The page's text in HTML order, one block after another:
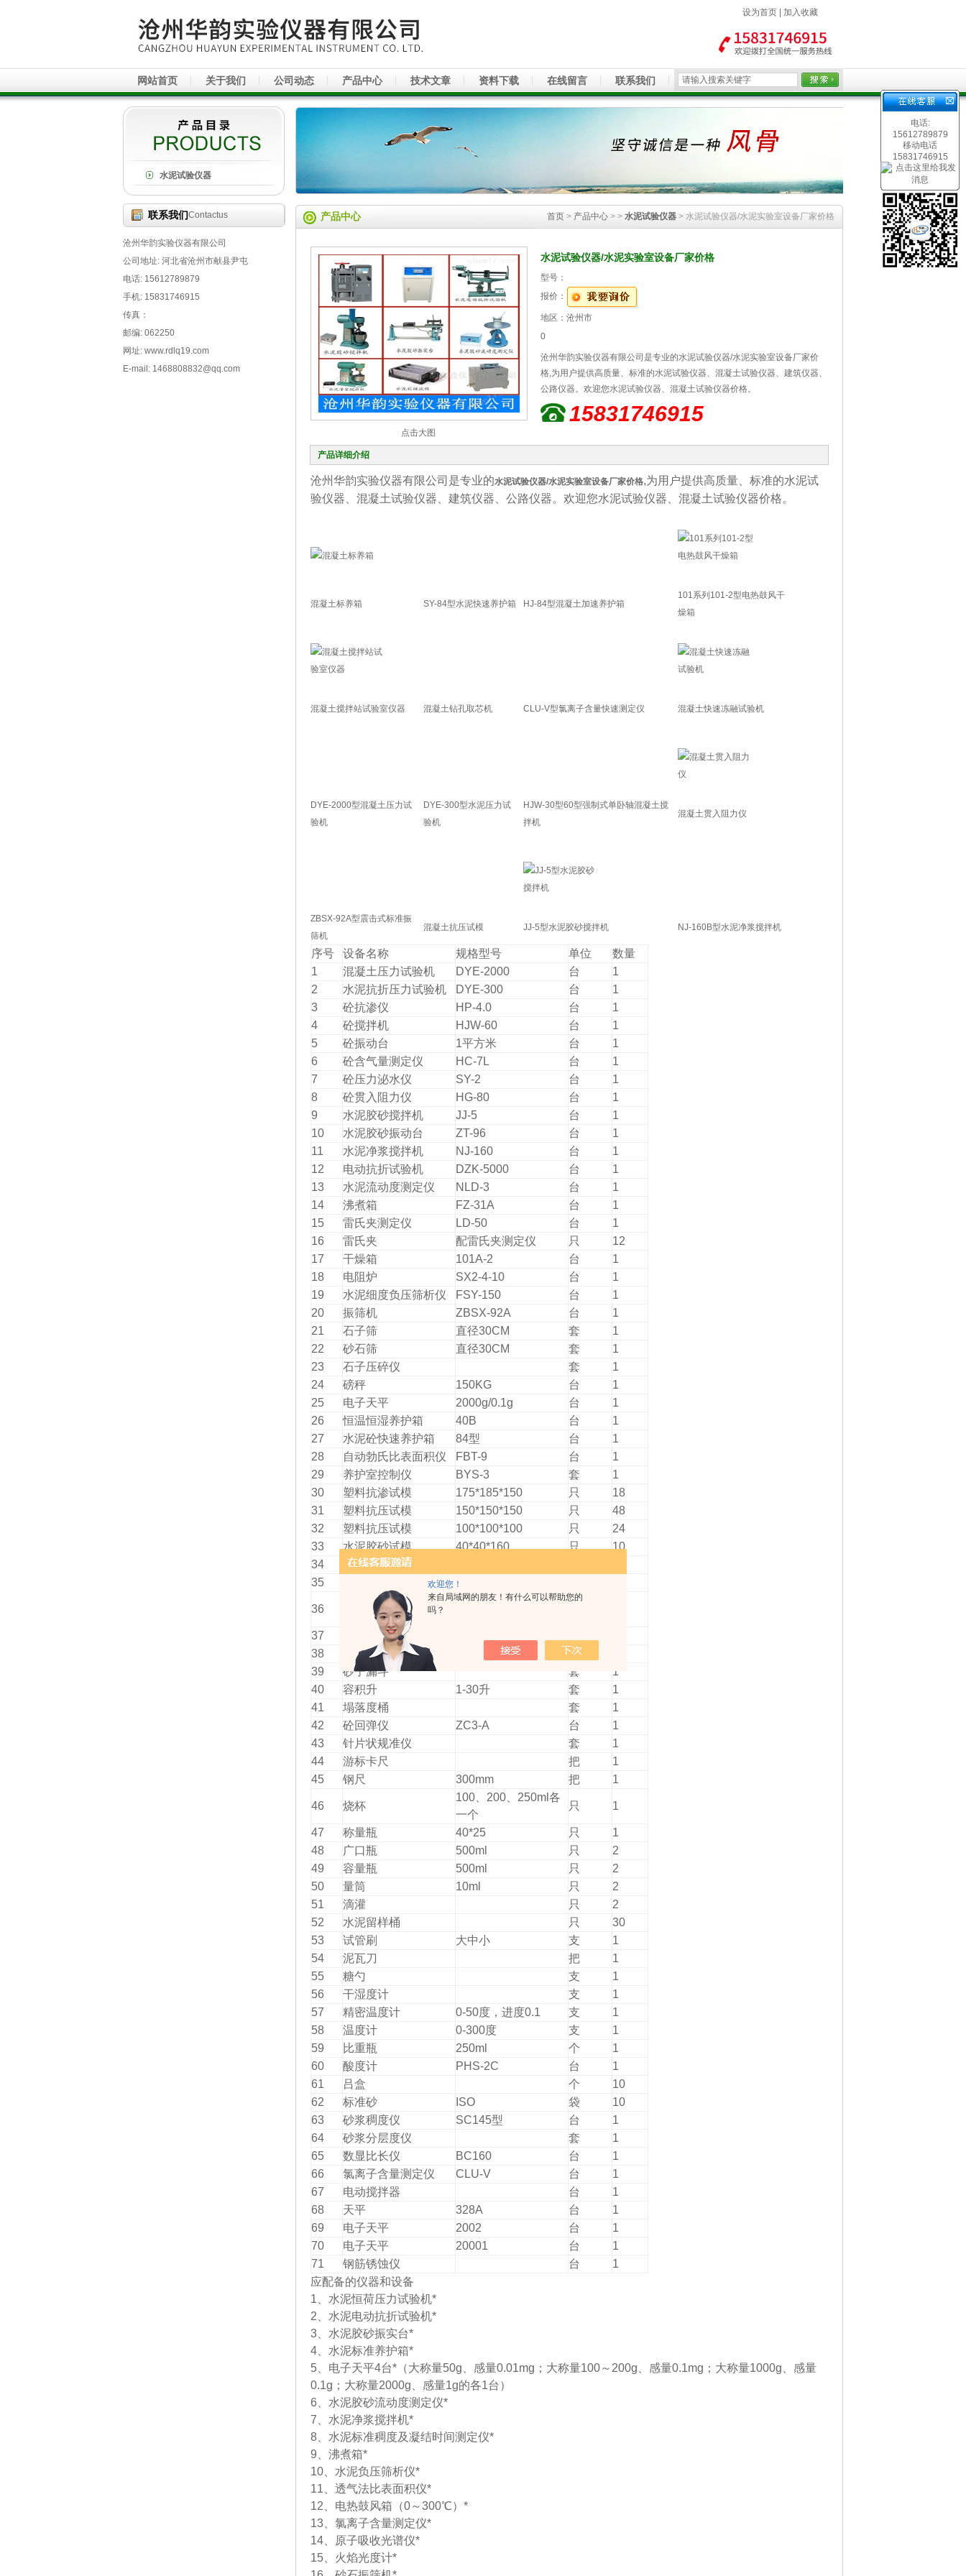
欢迎您！
来自局域网的朋友！有什么可以帮助您的
吗？
设为首页| 加入收藏
网站首页 关于我们 公司动态 产品中心 技术文章 资料下载 在线留言 联系我们
水泥试验仪器
联系我们Contactus
沧州华韵实验仪器有限公司
公司地址: 河北省沧州市献县尹屯
电话: 15612789879
手机: 15831746915
传真：
邮编: 062250
网址: www.rdlq19.com
E-mail: 1468808832@qq.com
产品中心 首页 > 产品中心 > > 水泥试验仪器 > 水泥试验仪器/水泥实验室设备厂家价格
点击大图
水泥试验仪器/水泥实验室设备厂家价格
型号：
报价：
地区：沧州市
0
沧州华韵实验仪器有限公司是专业的水泥试验仪器/水泥实验室设备厂家价
格,为用户提供高质量、标准的水泥试验仪器、混凝土试验仪器、建筑仪器、
公路仪器。欢迎您水泥试验仪器、混凝土试验仪器价格。
15831746915
产品详细介绍
沧州华韵实验仪器有限公司是专业的水泥试验仪器/水泥实验室设备厂家价格,为用户提供高质量、标准的水泥试
验仪器、混凝土试验仪器、建筑仪器、公路仪器。欢迎您水泥试验仪器、混凝土试验仪器价格。
混凝土标养箱 SY-84型水泥快速养护箱 HJ-84型混凝土加速养护箱
101系列101-2型电热鼓风干
燥箱
混凝土搅拌站试验室仪器 混凝土钻孔取芯机 CLU-V型氯离子含量快速测定仪 混凝土快速冻融试验机
DYE-2000型混凝土压力试
验机
DYE-300型水泥压力试
验机
HJW-30型60型强制式单卧轴混凝土搅
拌机
混凝土贯入阻力仪
ZBSX-92A型震击式标准振
筛机
混凝土抗压试模 JJ-5型水泥胶砂搅拌机 NJ-160B型水泥净浆搅拌机
序号 设备名称 规格型号 单位
数量
1
混凝土压力试验机 DYE-2000 台
1
2
水泥抗折压力试验机 DYE-300 台
1
3
砼抗渗仪 HP-4.0 台
1
4
砼搅拌机 HJW-60 台
1
5
砼振动台 1平方米 台
1
6
砼含气量测定仪 HC-7L 台
1
7
砼压力泌水仪 SY-2 台
1
8
砼贯入阻力仪 HG-80 台
1
9
水泥胶砂搅拌机 JJ-5 台
1
10
水泥胶砂振动台 ZT-96 台
1
11
水泥净浆搅拌机 NJ-160 台
1
12
电动抗折试验机 DZK-5000 台
1
13
水泥流动度测定仪 NLD-3 台
1
14
沸煮箱 FZ-31A 台
1
15
雷氏夹测定仪 LD-50 台
1
16
雷氏夹 配雷氏夹测定仪 只
12
17
干燥箱 101A-2 台
1
18
电阻炉 SX2-4-10 台
1
19
水泥细度负压筛析仪 FSY-150 台
1
20
振筛机 ZBSX-92A 台
1
21
石子筛 直径30CM 套
1
22
砂石筛 直径30CM 套
1
23
石子压碎仪 套
1
24
磅秤 150KG 台
1
25
电子天平 2000g/0.1g 台
1
26
恒温恒湿养护箱 40B 台
1
27
水泥砼快速养护箱 84型 台
1
28
自动勃氏比表面积仪 FBT-9 台
1
29
养护室控制仪 BYS-3 套
1
30
塑料抗渗试模 175*185*150 只
18
31
塑料抗压试模 150*150*150 只
48
32
塑料抗压试模 100*100*100 只
24
33
水泥胶砂试模 40*40*160 只
10
34
砼抗折试模
35
40*40
36
水泥稠度测定仪（维
卡仪）
37
38
石子漏斗 套
39
砂子漏斗 套
1
40
容积升 1-30升 套
1
41
塌落度桶 套
1
42
砼回弹仪 ZC3-A 台
1
43
针片状规准仪 套
1
44
游标卡尺 把
1
45
钢尺 300mm 把 1
46 烧杯
100、200、250ml各
一个
只 1
47 称量瓶 40*25 只
1
48
广口瓶 500ml 只
2
49
容量瓶 500ml 只
2
50
量筒 10ml 只
2
51
滴灌 只
2
52
水泥留样桶 只
30
53
试管刷 大中小 支
1
54
泥瓦刀 把
1
55
糖勺 支
1
56
干湿度计 支
1
57
精密温度计 0-50度，进度0.1 支
1
58
温度计 0-300度 支
1
59
比重瓶 250ml 个
1
60
酸度计 PHS-2C 台
1
61
吕盒 个
10
62
标准砂 ISO 袋
10
63
砂浆稠度仪 SC145型 台
1
64
砂浆分层度仪 套
1
65
数显比长仪 BC160 台
1
66
氯离子含量测定仪 CLU-V 台
1
67
电动搅拌器 台
1
68
天平 328A 台
1
69
电子天平 2002 台
1
70
电子天平 20001 台
1
71
钢筋锈蚀仪 台
1
应配备的仪器和设备
1、水泥恒荷压力试验机*
2、水泥电动抗折试验机*
3、水泥胶砂振实台*
4、水泥标准养护箱*
5、电子天平4台*（大称量50g、感量0.01mg；大称量100～200g、感量0.1mg；大称量1000g、感量
0.1g；大称量2000g、感量1g的各1台）
6、水泥胶砂流动度测定仪*
7、水泥净浆搅拌机*
8、水泥标准稠度及凝结时间测定仪*
9、沸煮箱*
10、水泥负压筛析仪*
11、透气法比表面积仪*
12、电热鼓风箱（0～300℃）*
13、氯离子含量测定仪*
14、原子吸收光谱仪*
15、火焰光度计*
电话:
15612789879
移动电话
15831746915